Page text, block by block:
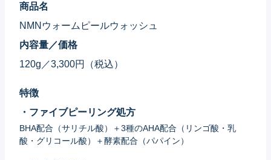
商品名
NMNウォームピールウォッシュ
内容量／価格
120g／3,300円（税込）
特徴
・ファイブピーリング処方
BHA配合（サリチル酸）＋3種のAHA配合（リンゴ酸・乳
酸・グリコール酸）＋酵素配合（パパイン）